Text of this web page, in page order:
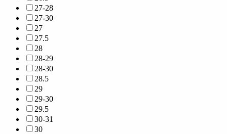
27-28
27-30
27
27.5
28
28-29
28-30
28.5
29
29-30
29.5
30-31
30